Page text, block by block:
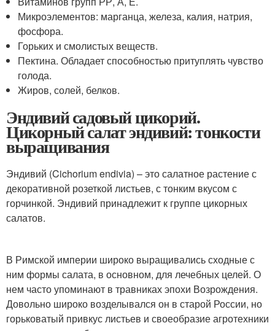
Микроэлементов: марганца, железа, калия, натрия,
фосфора.
Горьких и смолистых веществ.
Пектина. Обладает способностью притуплять чувство
голода.
Жиров, солей, белков.
Эндивий садовый цикорий.
Цикорный салат эндивий: тонкости
выращивания
Эндивий (Cichorium endivia) – это салатное растение с
декоративной розеткой листьев, с тонким вкусом с
горчинкой. Эндивий принадлежит к группе цикорных
салатов.
В Римской империи широко выращивались сходные с
ним формы салата, в основном, для лечебных целей. О
нем часто упоминают в травниках эпохи Возрождения.
Довольно широко возделывался он в старой России, но
горьковатый привкус листьев и своеобразие агротехники